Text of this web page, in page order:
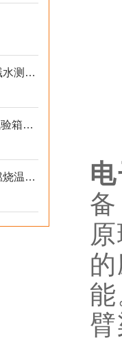
德瑞检测DR-H502厂家：解决溅水测试失准的2026选型标准
PCT饱和式高压蒸汽恒定湿热试验箱的应用领域
德瑞检测DR-D207厂家：解决燃烧温场不均数据漂移2026选型标准